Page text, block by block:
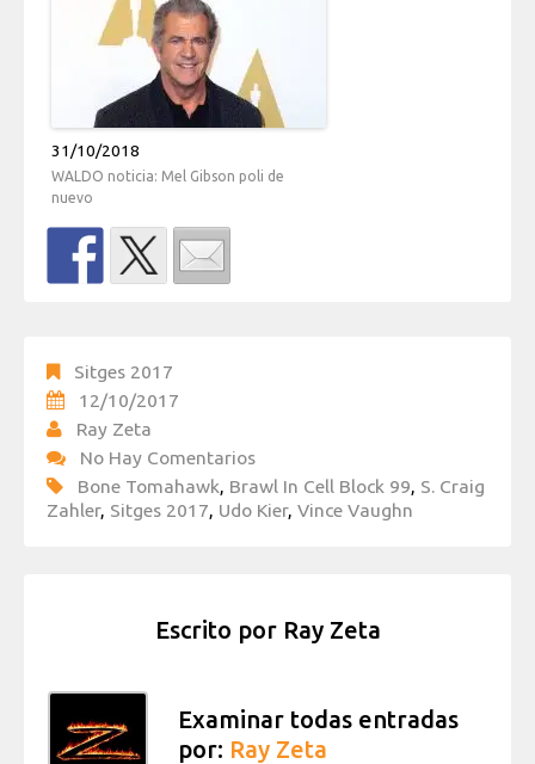
31/10/2018
WALDO noticia: Mel Gibson poli de
nuevo
Sitges 2017
12/10/2017
Ray Zeta
No Hay Comentarios
Bone Tomahawk, Brawl In Cell Block 99, S. Craig
Zahler, Sitges 2017, Udo Kier, Vince Vaughn
Escrito por Ray Zeta
Examinar todas entradas
por: Ray Zeta